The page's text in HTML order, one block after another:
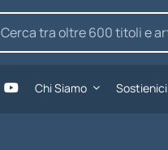
Chi Siamo Sostienici